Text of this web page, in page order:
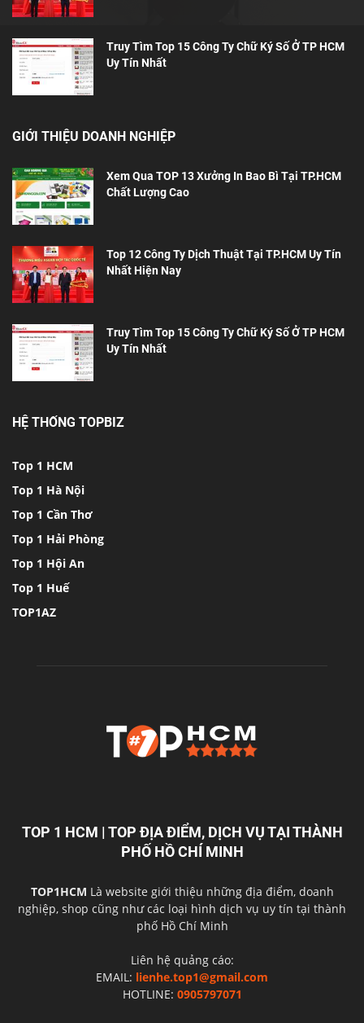
Truy Tìm Top 15 Công Ty Chữ Ký Số Ở TP HCM
Uy Tín Nhất
GIỚI THIỆU DOANH NGHIỆP
Xem Qua TOP 13 Xưởng In Bao Bì Tại TP.HCM
Chất Lượng Cao
Top 12 Công Ty Dịch Thuật Tại TP.HCM Uy Tín
Nhất Hiện Nay
Truy Tìm Top 15 Công Ty Chữ Ký Số Ở TP HCM
Uy Tín Nhất
HỆ THỐNG TOPBIZ
Top 1 HCM
Top 1 Hà Nội
Top 1 Cần Thơ
Top 1 Hải Phòng
Top 1 Hội An
Top 1 Huế
TOP1AZ
TOP 1 HCM | TOP ĐỊA ĐIỂM, DỊCH VỤ TẠI THÀNH
PHỐ HỒ CHÍ MINH
TOP1HCM Là website giới thiệu những địa điểm, doanh
nghiệp, shop cũng như các loại hình dịch vụ uy tín tại thành
phố Hồ Chí Minh
Liên hệ quảng cáo:
EMAIL: lienhe.top1@gmail.com
HOTLINE: 0905797071